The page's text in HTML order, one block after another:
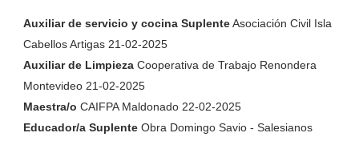
Auxiliar de servicio y cocina SuplenteAsociación Civil Isla
Cabellos Artigas 21-02-2025
Auxiliar de LimpiezaCooperativa de Trabajo Renondera
Montevideo 21-02-2025
Maestra/o CAIFPA Maldonado 22-02-2025
Educador/a SuplenteObra Domingo Savio - Salesianos